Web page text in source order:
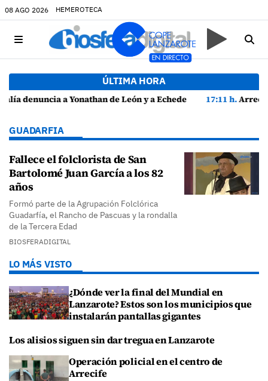
08 AGO 2026 HEMEROTECA
ÚLTIMA HORA
Eugenio por presuntas anomalías en contratos festivos
17:11 h.Arrecife reabre la playa de El Reducto con las últimas
GUADARFIA
Fallece el folclorista de San
Bartolomé Juan García a los 82
años
Formó parte de la Agrupación Folclórica
Guadarfía, el Rancho de Pascuas y la rondalla
de la Tercera Edad
BIOSFERADIGITAL
LO MÁS VISTO
¿Dónde ver la final del Mundial en
Lanzarote? Estos son los municipios que
instalarán pantallas gigantes
Los alisios siguen sin dar tregua en Lanzarote
Operación policial en el centro de
Arrecife